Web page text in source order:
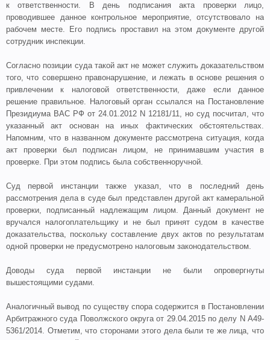
к ответственности. В день подписания акта проверки лицо,
проводившее данное контрольное мероприятие, отсутствовало на
рабочем месте. Его подпись проставил на этом документе другой
сотрудник инспекции.
Согласно позиции суда такой акт не может служить доказательством
того, что совершено правонарушение, и лежать в основе решения о
привлечении к налоговой ответственности, даже если данное
решение правильное. Налоговый орган ссылался на Постановление
Президиума ВАС РФ от 24.01.2012 N 12181/11, но суд посчитал, что
указанный акт основан на иных фактических обстоятельствах.
Напомним, что в названном документе рассмотрена ситуация, когда
акт проверки был подписан лицом, не принимавшим участия в
проверке. При этом подпись была собственноручной.
Суд первой инстанции также указал, что в последний день
рассмотрения дела в суде был представлен другой акт камеральной
проверки, подписанный надлежащим лицом. Данный документ не
вручался налогоплательщику и не был принят судом в качестве
доказательства, поскольку составление двух актов по результатам
одной проверки не предусмотрено налоговым законодательством.
Доводы суда первой инстанции не были опровергнуты
вышестоящими судами.
Аналогичный вывод по существу спора содержится в Постановлении
Арбитражного суда Поволжского округа от 29.04.2015 по делу N А49-
5361/2014. Отметим, что сторонами этого дела были те же лица, что